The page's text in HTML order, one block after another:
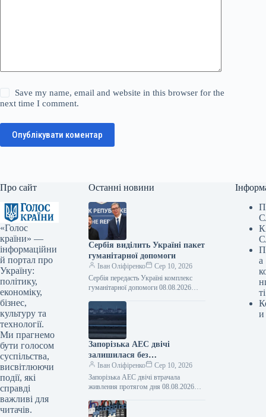
Save my name, email and website in this browser for the
next time I comment.
Опублікувати коментар
Про сайт
«Голос
країни» —
інформаційни
й портал про
Україну:
політику,
економіку,
бізнес,
культуру та
технології.
Ми прагнемо
бути голосом
суспільства,
висвітлюючи
події, які
справді
важливі для
читачів.
Останні новини
Сербія виділить Україні пакет
гуманітарної допомоги
Іван Оліфіренко
Сер 10, 2026
Сербія передасть Україні комплекс
гуманітарної допомоги 08.08.2026
Україні комплекс гуманітарної
допомоги, що охоплюватиме
підтримку в галузях…
Запорізька АЕС двічі
залишилася без
електропостачання протягом
дня.
Іван Оліфіренко
Сер 10, 2026
Запорізька АЕС двічі втрачала
живлення протягом дня 08.08.2026
серпня, тимчасово окупована
росіянами Запорізька атомна
а
ті
и